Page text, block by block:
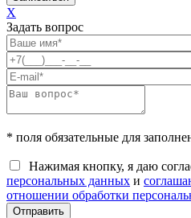
X
Задать вопрос
* поля обязательные для
Нажимая кнопку, я даю
персональных данных и
отношении обработки